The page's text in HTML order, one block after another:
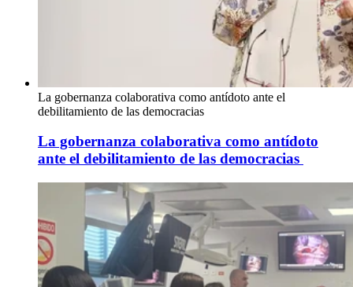
La gobernanza colaborativa como antídoto ante el
debilitamiento de las democracias
La gobernanza colaborativa como antídoto
ante el debilitamiento de las democracias